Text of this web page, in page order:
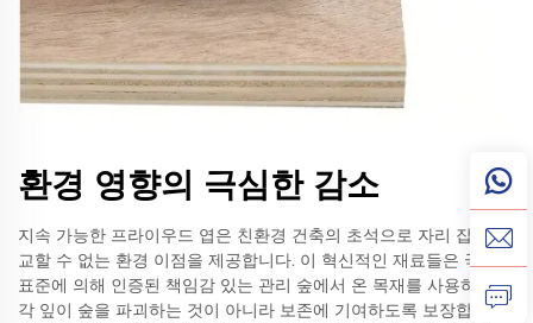
환경 영향의 극심한 감소
지속 가능한 프라이우드 엽은 친환경 건축의 초석으로 자리 잡는 비
교할 수 없는 환경 이점을 제공합니다. 이 혁신적인 재료들은 국제
표준에 의해 인증된 책임감 있는 관리 숲에서 온 목재를 사용하며,
각 잎이 숲을 파괴하는 것이 아니라 보존에 기여하도록 보장합니다.